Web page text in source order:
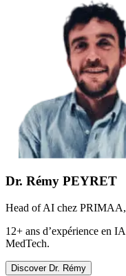
Dr. Rémy PEYRET
Head of AI chez
12+ ans d’expérience en
MedTech.
Discover Dr. Rémy